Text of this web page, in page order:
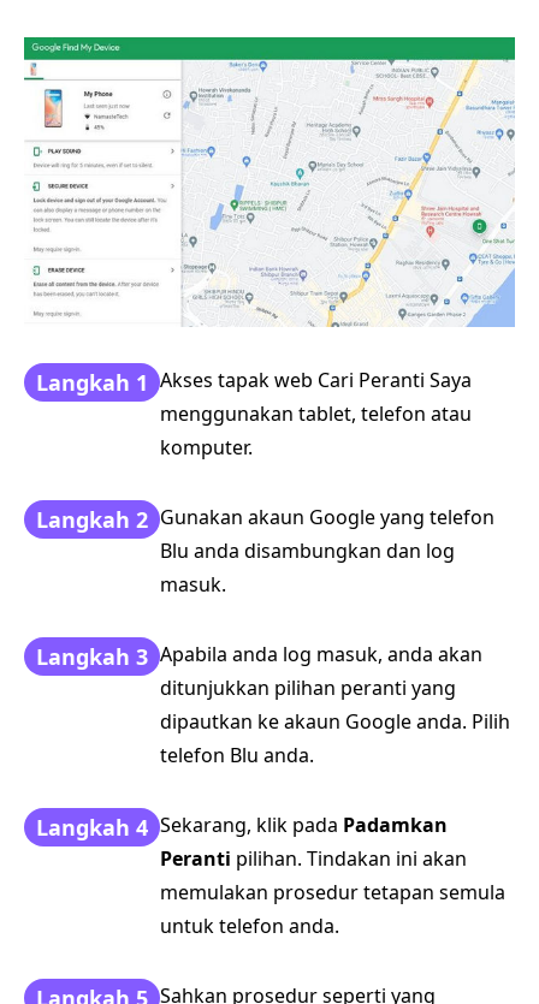
Langkah 1 Akses tapak web Cari Peranti Saya
menggunakan tablet, telefon atau
komputer.
Langkah 2 Gunakan akaun Google yang telefon
Blu anda disambungkan dan log
masuk.
Langkah 3 Apabila anda log masuk, anda akan
ditunjukkan pilihan peranti yang
dipautkan ke akaun Google anda. Pilih
telefon Blu anda.
Langkah 4 Sekarang, klik pada Padamkan
Peranti pilihan. Tindakan ini akan
memulakan prosedur tetapan semula
untuk telefon anda.
Langkah 5 Sahkan prosedur seperti yang